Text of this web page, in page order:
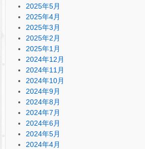
2025年5月
2025年4月
2025年3月
2025年2月
2025年1月
2024年12月
2024年11月
2024年10月
2024年9月
2024年8月
2024年7月
2024年6月
2024年5月
2024年4月